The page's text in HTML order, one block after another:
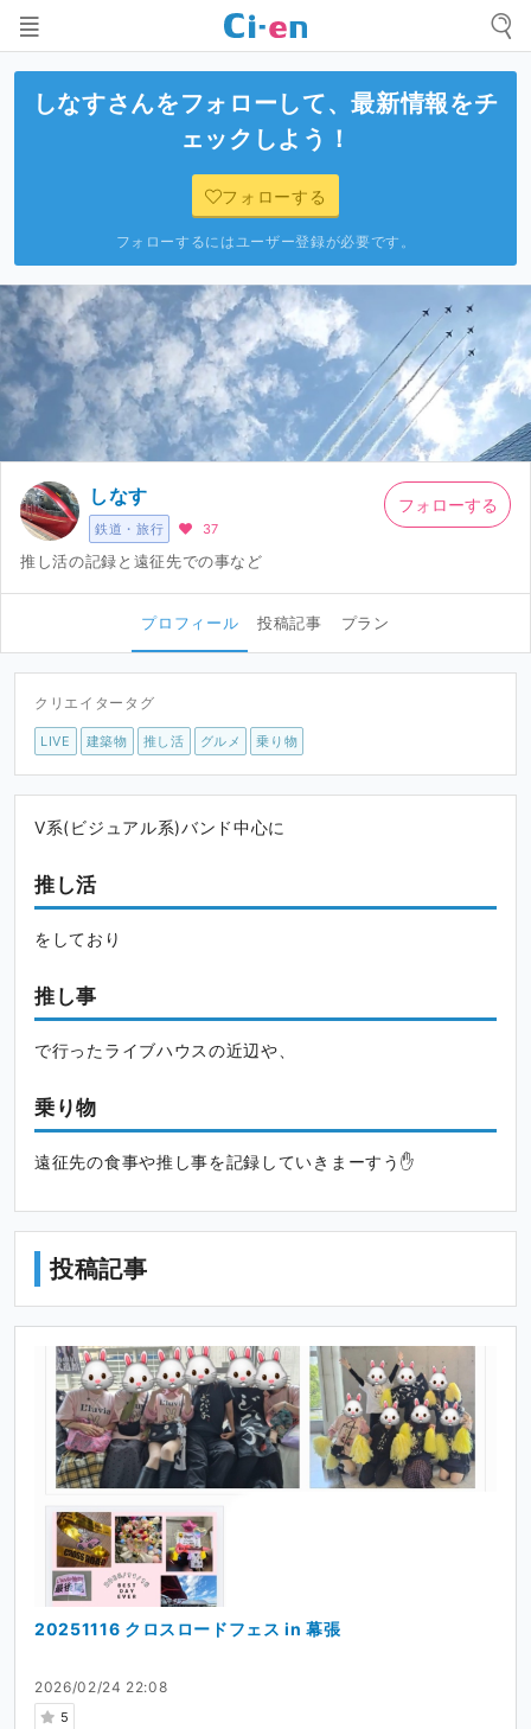
しなすさんをフォローして、最新情報をチ
ェックしよう！
フォローする
フォローするにはユーザー登録が必要です。
鉄道・旅行
しなす
37
推し活の記録と遠征先での事など
フォローする
プロフィール 投稿記事 プラン
クリエイタータグ
LIVE 建築物 推し活 グルメ 乗り物
V系(ビジュアル系)バンド中心に
推し活
をしており
推し事
で行ったライブハウスの近辺や、
乗り物
遠征先の食事や推し事を記録していきまーすう✋
投稿記事
2026/02/24 22:08
5
20251116 クロスロードフェス in 幕張